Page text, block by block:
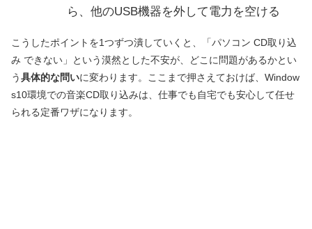
ら、他のUSB機器を外して電力を空ける
こうしたポイントを1つずつ潰していくと、「パソコン CD取り込
み できない」という漠然とした不安が、どこに問題があるかとい
う具体的な問いに変わります。ここまで押さえておけば、Window
s10環境での音楽CD取り込みは、仕事でも自宅でも安心して任せ
られる定番ワザになります。